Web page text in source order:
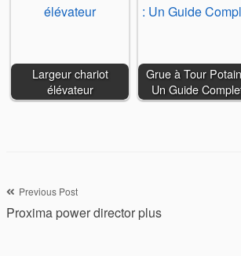
Largeur chariot
élévateur
Grue à Tour
Un Guide
Navigation
Previous Post
Proxima power director plus